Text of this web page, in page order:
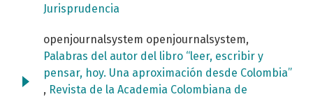
Jurisprudencia
openjournalsystem openjournalsystem,
Palabras del autor del libro “leer, escribir y
pensar, hoy. Una aproximación desde Colombia”
, Revista de la Academia Colombiana de